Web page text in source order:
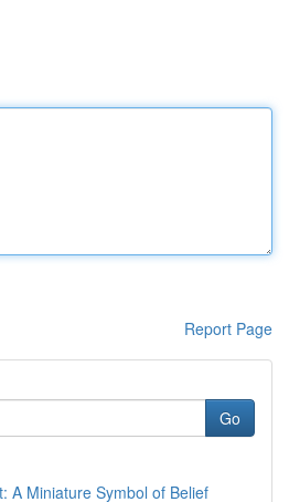
Report Page
Go
A Miniature Symbol of Belief